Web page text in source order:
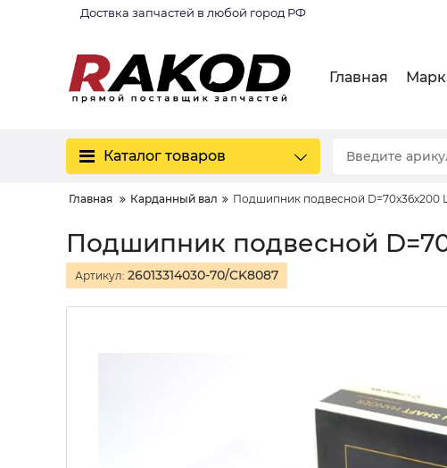
Доствка запчастей в любой город РФ
Главная
Каталог товаров
Главная Карданный вал Подшипник подвесной
Подшипник подвесной
Артикул: 26013314030-70/CK8087